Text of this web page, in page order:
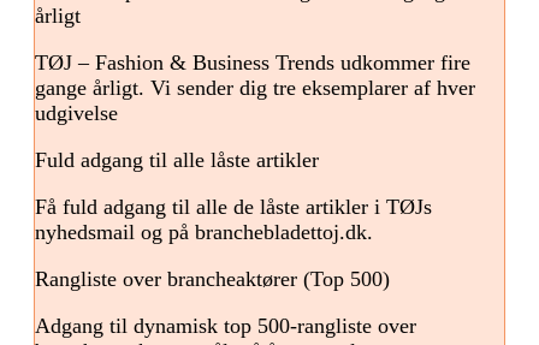
årligt
TØJ – Fashion & Business Trends udkommer fire
gange årligt. Vi sender dig tre eksemplarer af hver
udgivelse
Fuld adgang til alle låste artikler
Få fuld adgang til alle de låste artikler i TØJs
nyhedsmail og på branchebladettoj.dk.
Rangliste over brancheaktører (Top 500)
Adgang til dynamisk top 500-rangliste over